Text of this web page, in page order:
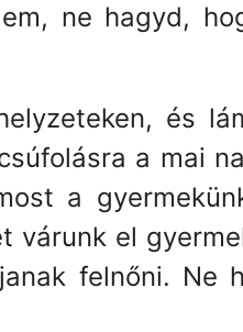
ne hagyd,
és
a mai
a
el
felnőni. Ne